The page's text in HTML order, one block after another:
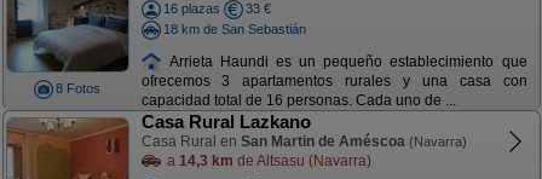
8 Fotos
16 plazas
33 €
18 km de San Sebastián
Arrieta Haundi es un pequeño establecimiento que
ofrecemos 3 apartamentos rurales y una casa con
capacidad total de 16 personas. Cada uno de ...
Casa Rural Lazkano
Casa Rural en San Martin de Améscoa (Navarra)
a 14,3 km de Altsasu (Navarra)